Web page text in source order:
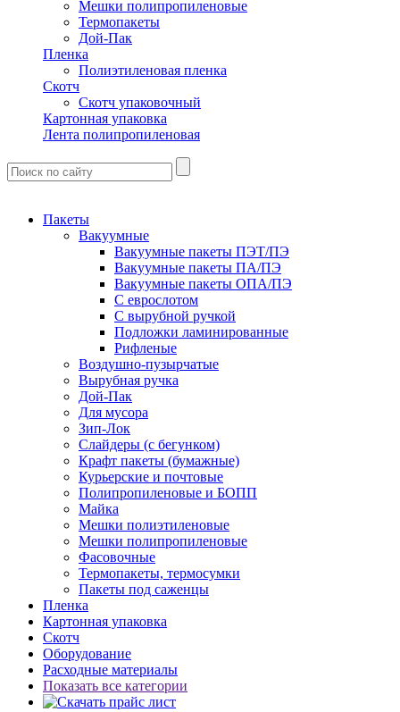
Мешки полипропиленовые
Термопакеты
Дой-Пак
Пленка
Полиэтиленовая пленка
Скотч
Скотч упаковочный
Картонная упаковка
Лента полипропиленовая
Пакеты
Вакуумные
Вакуумные пакеты ПЭТ/ПЭ
Вакуумные пакеты ПА/ПЭ
Вакуумные пакеты ОПА/ПЭ
С еврослотом
С вырубной ручкой
Подложки ламинированные
Рифленые
Воздушно-пузырчатые
Вырубная ручка
Дой-Пак
Для мусора
Зип-Лок
Слайдеры (с бегунком)
Крафт пакеты (бумажные)
Курьерские и почтовые
Полипропиленовые и БОПП
Майка
Мешки полиэтиленовые
Мешки полипропиленовые
Фасовочные
Термопакеты, термосумки
Пакеты под саженцы
Пленка
Картонная упаковка
Скотч
Оборудование
Расходные материалы
Показать все категории